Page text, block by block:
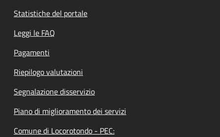
Statistiche del portale
Leggi le FAQ
Pagamenti
Riepilogo valutazioni
Segnalazione disservizio
Piano di miglioramento dei servizi
Comune di Locorotondo - PEC: